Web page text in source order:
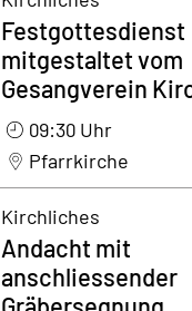
Festgottesdienst
mitgestaltet vom
Gesangverein
09:30 Uhr
Pfarrkirche
Andacht mit
anschliessender
Kirchliches